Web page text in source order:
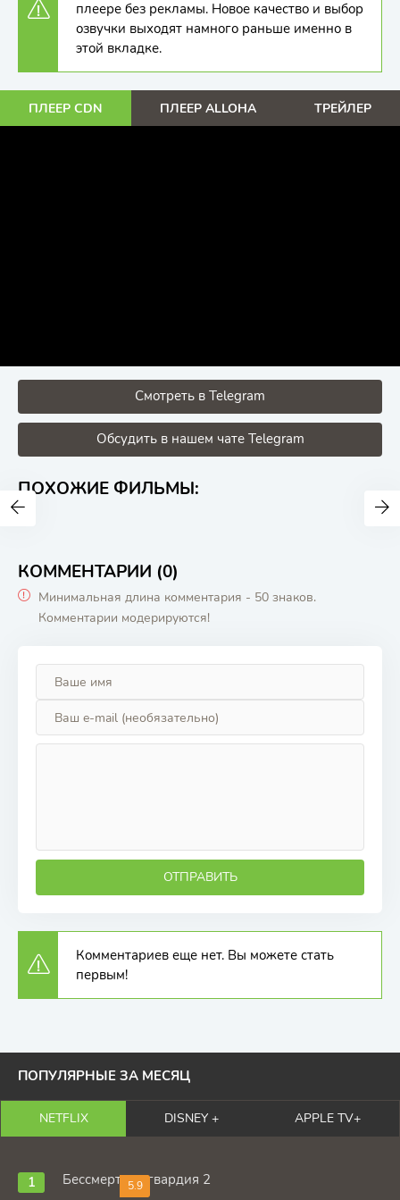
плеере без рекламы. Новое качество и выбор
озвучки выходят намного раньше именно в
этой вкладке.
ПЛЕЕР CDN ПЛЕЕР ALLOHA ТРЕЙЛЕР
Смотреть в Telegram
Обсудить в нашем чате Telegram
ПОХОЖИЕ ФИЛЬМЫ:
КОММЕНТАРИИ (0)
Минимальная длина комментария - 50 знаков.
Комментарии модерируются!
ОТПРАВИТЬ
Комментариев еще нет. Вы можете стать
первым!
ПОПУЛЯРНЫЕ ЗА МЕСЯЦ
NETFLIX DISNEY + APPLE TV+
5.9
Бессмертная гвардия 2